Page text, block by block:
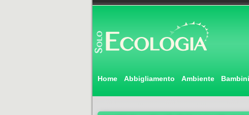
Home Abbigliamento Ambiente Bambini